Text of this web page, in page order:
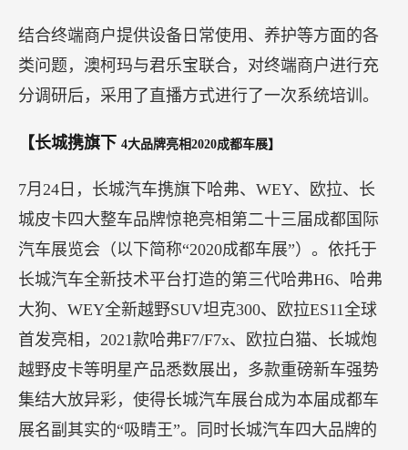
结合终端商户提供设备日常使用、养护等方面的各
类问题，澳柯玛与君乐宝联合，对终端商户进行充
分调研后，采用了直播方式进行了一次系统培训。
【长城携旗下 4大品牌亮相2020成都车展】
7月24日，长城汽车携旗下哈弗、WEY、欧拉、长
城皮卡四大整车品牌惊艳亮相第二十三届成都国际
汽车展览会（以下简称“2020成都车展”）。依托于
长城汽车全新技术平台打造的第三代哈弗H6、哈弗
大狗、WEY全新越野SUV坦克300、欧拉ES11全球
首发亮相，2021款哈弗F7/F7x、欧拉白猫、长城炮
越野皮卡等明星产品悉数展出，多款重磅新车强势
集结大放异彩，使得长城汽车展台成为本届成都车
展名副其实的“吸睛王”。同时长城汽车四大品牌的